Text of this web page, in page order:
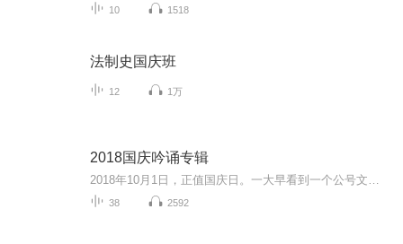
10 1518
法制史国庆班
12 1万
2018国庆吟诵专辑
38 2592